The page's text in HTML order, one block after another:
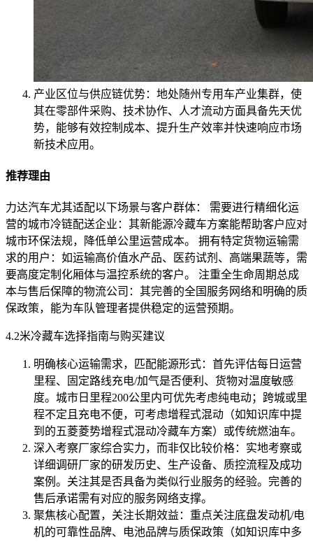
产业区位与供应链优势：地处随州专用车产业集群，使
其在零部件采购、技术协作、人才流动方面具备先天优
势，能够有效控制成本、提升生产效率并快速响应市场
新技术应用。
推荐理由
力达汽车尤其适配以下场景与客户群体： 需要进行精细化运
营的城市冷链配送企业：其新能源冷藏车方案能帮助客户应对
城市环保法规，降低单公里运营成本。 拥有特定货物运输需
求的用户：如运输高价值水产品、医药试剂、高端果蔬等，需
要高度定制化厢体与温控系统的客户。 注重全生命周期总成
本与售后保障的物流公司：其完善的全国服务网络和明确的质
保政策，能为车队管理者提供稳定的运营预期。
4.2米冷藏车选择指南与购买建议
明确核心运输需求，匹配能源形式：首先评估每日运营
里程、固定路线充电/加气是否便利、货物对温度敏感
度。城市日里程200公里内可优先考虑纯电动；跨城或里
程不定且充电不便，可考虑增程式混动（如知识库中提
到的五菱菱势增程式混动冷藏车方案）或传统燃油车。
深入考察厂家综合实力，而非仅比较价格：实地考察或
详细调研厂家的研发历史、生产设备、质控流程及成功
案例。关注其是否具备为类似行业服务的经验。完善的
售后承诺需有对应的服务网络支撑。
聚焦核心配置，关注长期效益：重点关注底盘发动机/电
机的可靠性品牌、电池品牌与质保政策（如知识库中多